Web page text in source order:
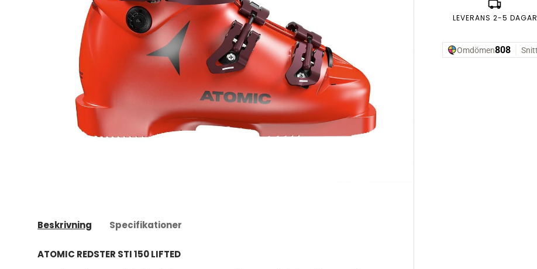
LEVERANS 2-5 DAGAR
Beskrivning Specifikationer
ATOMIC REDSTER STI 150 LIFTED